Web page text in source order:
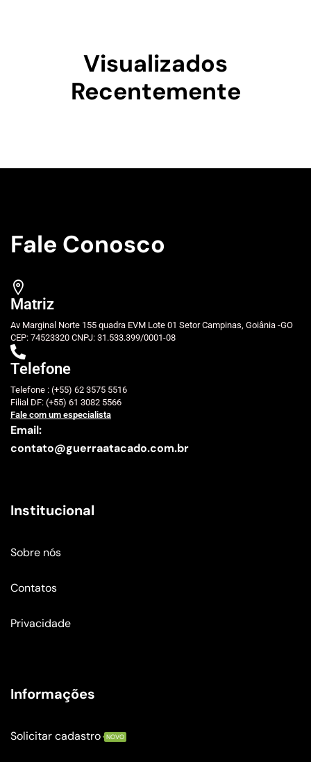
Visualizados
Recentemente
Fale Conosco
Matriz
Av Marginal Norte 155 quadra EVM Lote 01 Setor Campinas, Goiânia -GO
CEP: 74523320 CNPJ: 31.533.399/0001-08
Telefone
Telefone : (+55) 62 3575 5516
Filial DF: (+55) 61 3082 5566
Fale com um especialista
Email:
contato@guerraatacado.com.br
Institucional
Sobre nós
Contatos
Privacidade
Informações
Solicitar cadastro NOVO